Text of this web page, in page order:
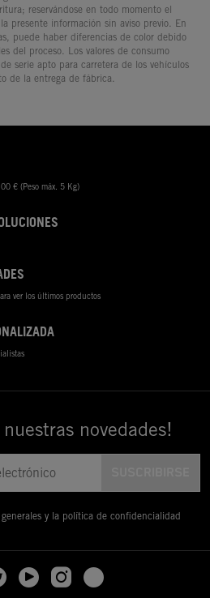
reservándose en todo momento el
presente información sin aviso previo. En
puede haber diferencias de color debido
del proceso. Los valores de consumo
serie apto para carretera de los vehículos
de la entrega de fábrica.
€ (Peso máx. 5 Kg)
ver los últimos productos
novedades!
y la política de confidencialidad